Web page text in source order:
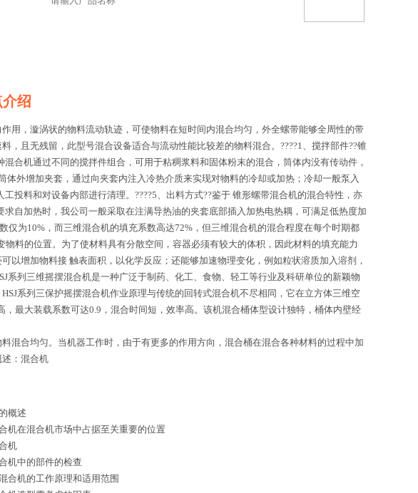
绍
用，漩涡状的物料流动轨迹，可使物料在短时间内混合均匀，外全螺带能够全周性的带
且无残留，此型号混合设备适合与流动性能比较差的物料混合。????1、搅拌部件??锥
合机通过不同的搅拌件组合，可用于粘稠浆料和固体粉末的混合，筒体内没有传动件，
外增加夹套，通过向夹套内注入冷热介质来实现对物料的冷却或加热；冷却一般泵入
投料和对设备内部进行清理。????5、出料方式??鉴于 锥形螺带混合机的混合特性，亦
自加热时，我公司一般采取在注满导热油的夹套底部插入加热电热耦，可满足低热度加
为10%，而三维混合机的填充系数高达72%，但三维混合机的混合程度在每个时期都
的位置。为了使材料具有分散空间，容器必须有较大的体积，因此材料的填充能力
增加物料接 触表面积，以化学反应；还能够加速物理变化，例如粒状溶质加入溶剂，
列三维摇摆混合机是一种广泛于制药、化工、食物、轻工等行业及科研单位的新颖物
列三保护摇摆混合机作业原理与传统的回转式混合机不尽相同，它在立方体三维空
最大装载系数可达0.9，混合时间短，效率高。该机混合桶体型设计独特，桶体内壁经
混合均匀。当机器工作时，由于有更多的作用方向，混合桶在混合各种材料的过程中加
：混合机
概述
机在混合机市场中占据至关重要的位置
机
机中的部件的检查
合机的工作原理和适用范围